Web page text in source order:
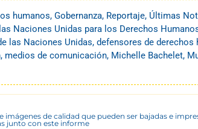
humanos, Gobernanza, Reportaje, Últimas
Naciones Unidas para los Derechos
las Naciones Unidas, defensores de derechos
, medios de comunicación, Michelle Bachelet,
imágenes de calidad que pueden ser bajadas e
junto con este informe